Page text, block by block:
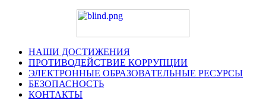
НАШИ ДОСТИЖЕНИЯ
ПРОТИВОДЕЙСТВИЕ КОРРУПЦИИ
ЭЛЕКТРОННЫЕ ОБРАЗОВАТЕЛЬНЫЕ РЕСУРСЫ
БЕЗОПАСНОСТЬ
КОНТАКТЫ